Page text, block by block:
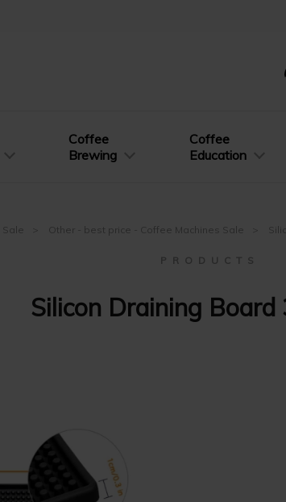
Coffee
Brewing
Coffee
Education
Other - best price - Coffee Machines Sale
P R O D U C T S
Silicon Draining Board